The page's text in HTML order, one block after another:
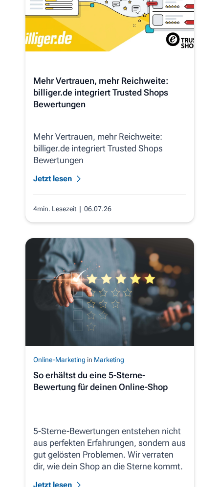
Mehr Vertrauen, mehr Reichweite:
billiger.de integriert Trusted Shops
Bewertungen
Mehr Vertrauen, mehr Reichweite:
billiger.de integriert Trusted Shops
Bewertungen
Jetzt lesen
4min. Lesezeit | 06.07.26
Online-Marketing in Marketing
So erhältst du eine 5-Sterne-
Bewertung für deinen Online-Shop
5-Sterne-Bewertungen entstehen nicht
aus perfekten Erfahrungen, sondern aus
gut gelösten Problemen. Wir verraten
dir, wie dein Shop an die Sterne kommt.
Jetzt lesen